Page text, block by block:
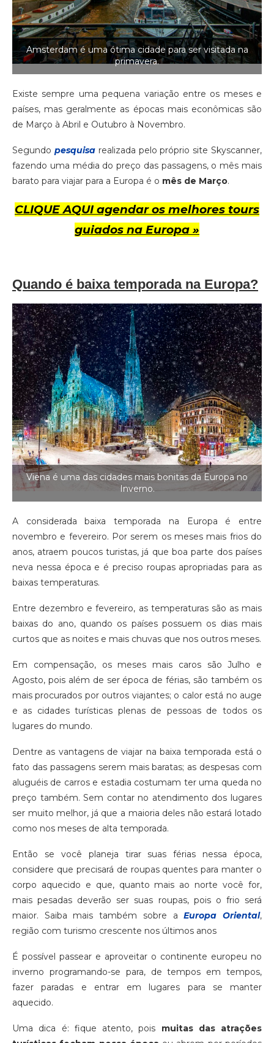
Amsterdam é uma ótima cidade para ser visitada na
primavera.
Existe sempre uma pequena variação entre os meses e
países, mas geralmente as épocas mais econômicas são
de Março à Abril e Outubro à Novembro.
Segundo pesquisa realizada pelo próprio site Skyscanner,
fazendo uma média do preço das passagens, o mês mais
barato para viajar para a Europa é o mês de Março.
CLIQUE AQUI agendar os melhores tours
guiados na Europa »
Quando é baixa temporada na Europa?
Viena é uma das cidades mais bonitas da Europa no
Inverno.
A considerada baixa temporada na Europa é entre
novembro e fevereiro. Por serem os meses mais frios do
anos, atraem poucos turistas, já que boa parte dos países
neva nessa época e é preciso roupas apropriadas para as
baixas temperaturas.
Entre dezembro e fevereiro, as temperaturas são as mais
baixas do ano, quando os países possuem os dias mais
curtos que as noites e mais chuvas que nos outros meses.
Em compensação, os meses mais caros são Julho e
Agosto, pois além de ser época de férias, são também os
mais procurados por outros viajantes; o calor está no auge
e as cidades turísticas plenas de pessoas de todos os
lugares do mundo.
Dentre as vantagens de viajar na baixa temporada está o
fato das passagens serem mais baratas; as despesas com
aluguéis de carros e estadia costumam ter uma queda no
preço também. Sem contar no atendimento dos lugares
ser muito melhor, já que a maioria deles não estará lotado
como nos meses de alta temporada.
Então se você planeja tirar suas férias nessa época,
considere que precisará de roupas quentes para manter o
corpo aquecido e que, quanto mais ao norte você for,
mais pesadas deverão ser suas roupas, pois o frio será
maior. Saiba mais também sobre aEuropa Oriental,
região com turismo crescente nos últimos anos
É possível passear e aproveitar o continente europeu no
inverno programando-se para, de tempos em tempos,
fazer paradas e entrar em lugares para se manter
aquecido.
Uma dica é: fique atento, pois muitas das atrações